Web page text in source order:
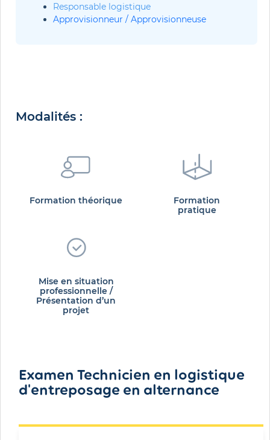
Responsable logistique
Approvisionneur / Approvisionneuse
Modalités :
Formation théorique
Formation
pratique
Mise en situation
professionnelle /
Présentation d’un
projet
Examen Technicien en logistique
d'entreposage en alternance